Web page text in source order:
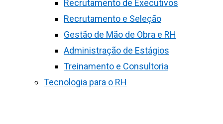
Recrutamento de Executivos
Recrutamento e Seleção
Gestão de Mão de Obra e RH
Administração de Estágios
Treinamento e Consultoria
Tecnologia para o RH